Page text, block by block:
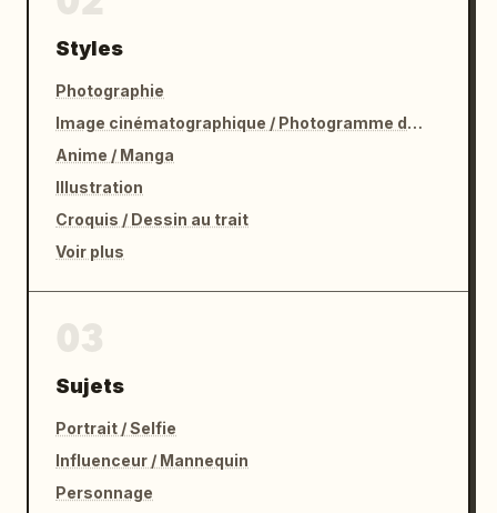
Styles
Photographie
Image cinématographique / Photogramme de film
Anime / Manga
Illustration
Croquis / Dessin au trait
Voir plus
Sujets
Portrait / Selfie
Influenceur / Mannequin
Personnage